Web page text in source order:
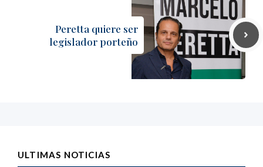
Peretta quiere ser
legislador porteño
ULTIMAS NOTICIAS